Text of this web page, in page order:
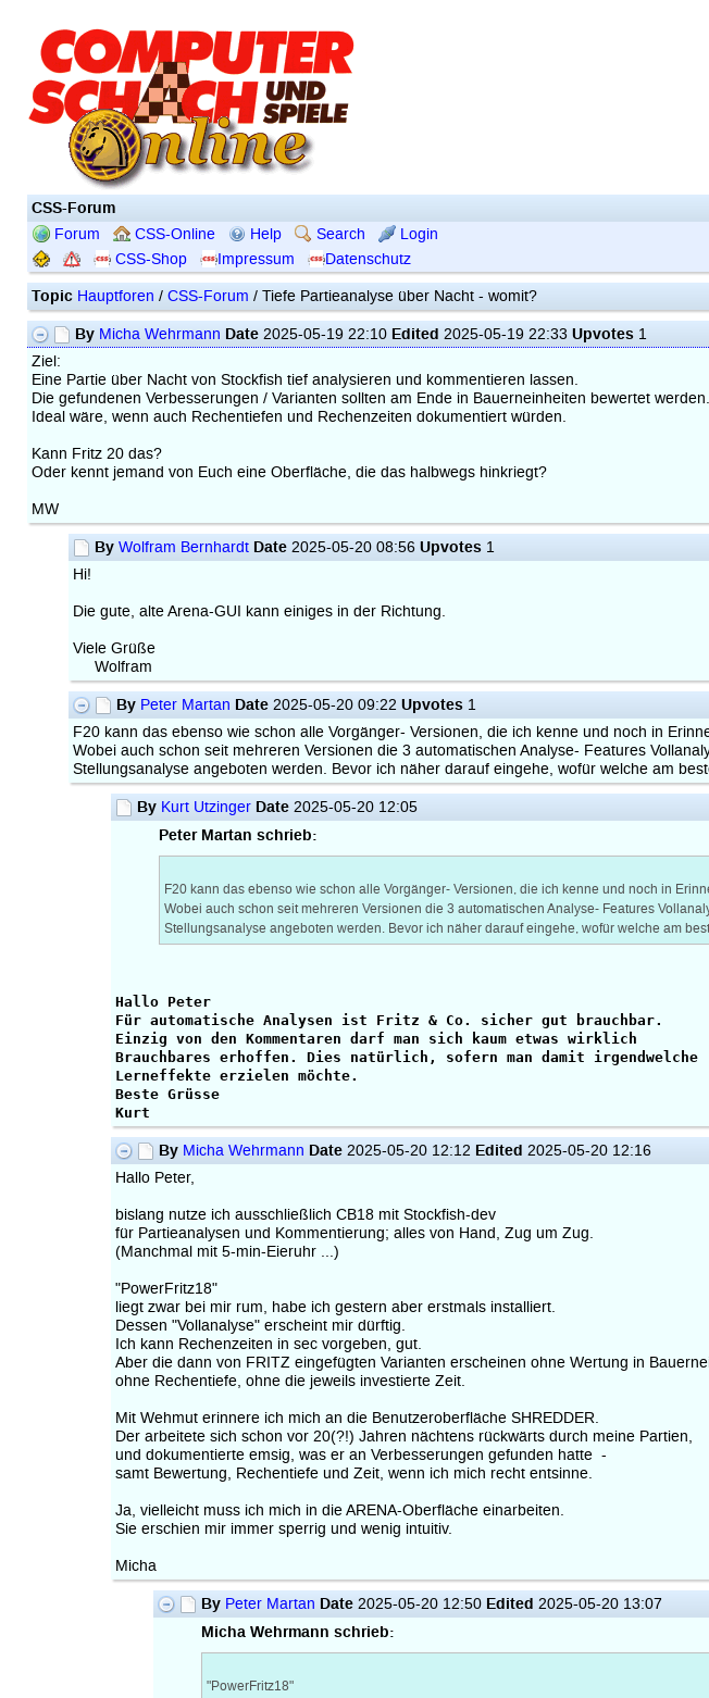
CSS-Forum
Forum CSS-Online Help Search
Login
CSS-Shop
Impressum Datenschutz
Topic Hauptforen / CSS-Forum / Tiefe Partieanalyse über Nacht - womit?
By Micha Wehrmann Date2025-05-19 22:10 Edited 2025-05-19 22:33 Upvotes1
Ziel:
Eine Partie über Nacht von Stockfish tief analysieren und kommentieren lassen.
Die gefundenen Verbesserungen / Varianten sollten am Ende in Bauerneinheiten bewertet werden.
Ideal wäre, wenn auch Rechentiefen und Rechenzeiten dokumentiert würden.
Kann Fritz 20 das?
Oder kennt jemand von Euch eine Oberfläche, die das halbwegs hinkriegt?
MW
By Wolfram Bernhardt Date 2025-05-20 08:56Upvotes 1
Hi!
Die gute, alte Arena-GUI kann einiges in der Richtung.
Viele Grüße
Wolfram
By Peter Martan Date 2025-05-20 09:22Upvotes 1
F20 kann das ebenso wie schon alle Vorgänger- Versionen, die ich kenne und noch in
Wobei auch schon seit mehreren Versionen die 3 automatischen Analyse- Features
Stellungsanalyse angeboten werden. Bevor ich näher darauf eingehe, wofür welche am
By Kurt Utzinger Date 2025-05-20 12:05
Peter Martan schrieb:
F20 kann das ebenso wie schon alle Vorgänger- Versionen, die ich kenne und noch in
Wobei auch schon seit mehreren Versionen die 3 automatischen Analyse- Features
Stellungsanalyse angeboten werden. Bevor ich näher darauf eingehe, wofür welche am
Hallo Peter
Für automatische Analysen ist Fritz & Co. sicher gut brauchbar.
Einzig von den Kommentaren darf man sich kaum etwas wirklich
Brauchbares erhoffen. Dies natürlich, sofern man damit irgendwelche
Lerneffekte erzielen möchte.
Beste Grüsse
Kurt
By Micha Wehrmann Date 2025-05-20 12:12 Edited 2025-05-20 12:16
Hallo Peter,
bislang nutze ich ausschließlich CB18 mit Stockfish-dev
für Partieanalysen und Kommentierung; alles von Hand, Zug um Zug.
(Manchmal mit 5-min-Eieruhr ...)
"PowerFritz18"
liegt zwar bei mir rum, habe ich gestern aber erstmals installiert.
Dessen "Vollanalyse" erscheint mir dürftig.
Ich kann Rechenzeiten in sec vorgeben, gut.
Aber die dann von FRITZ eingefügten Varianten erscheinen ohne Wertung in
ohne Rechentiefe, ohne die jeweils investierte Zeit.
Mit Wehmut erinnere ich mich an die Benutzeroberfläche SHREDDER.
Der arbeitete sich schon vor 20(?!) Jahren nächtens rückwärts durch meine Partien,
und dokumentierte emsig, was er an Verbesserungen gefunden hatte -
samt Bewertung, Rechentiefe und Zeit, wenn ich mich recht entsinne.
Ja, vielleicht muss ich mich in die ARENA-Oberfläche einarbeiten.
Sie erschien mir immer sperrig und wenig intuitiv.
Micha
By Peter Martan Date 2025-05-20 12:50 Edited 2025-05-20 13:07
Micha Wehrmann schrieb:
"PowerFritz18"